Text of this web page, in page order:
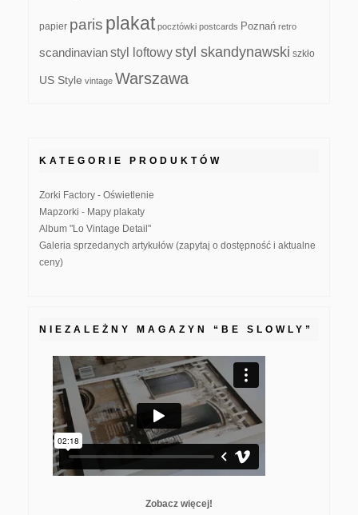
papier paris plakat pocztówki postcards Poznań retro
scandinavianstyl loftowystyl skandynawski szkło
US Style vintage Warszawa
KATEGORIE PRODUKTÓW
Zorki Factory - Oświetlenie
Mapzorki - Mapy plakaty
Album "Lo Vintage Detail"
Galeria sprzedanych artykułów (zapytaj o dostępność i aktualne
ceny)
NIEZALEŻNY MAGAZYN “BE SLOWLY”
Zobacz więcej!